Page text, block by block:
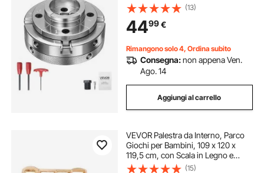
Lavorazione Tornitura di Legno con
Adattatore da 1 pollici x 8 TPI,
Acciaio con Finitura Nichelata,
Serraggio Interno
(13)
4499€
Rimangono solo 4, Ordina subito
Consegna:non appena Ven.
Ago. 14
Aggiungi al carrello
VEVOR Palestra da Interno, Parco
Giochi per Bambini, 109 x 120 x
119,5 cm, con Scala in Legno e
Corda, Scala a Rete, Altalena, Barra
(15)